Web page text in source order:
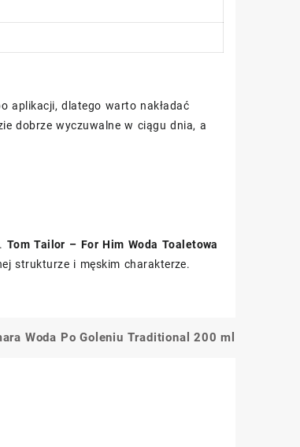
aplikacji, dlatego warto nakładać
dobrze wyczuwalne w ciągu dnia, a
Tom Tailor – For Him Woda Toaletowa
strukturze i męskim charakterze.
Woda Po Goleniu Traditional 200 ml